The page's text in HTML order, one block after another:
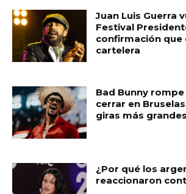
o
o
k
p
ti
r
Juan Luis Guerra
Festival
confirmación que
cartelera
Bad Bunny
cerrar en
giras más
¿Por qué los
reaccionaron